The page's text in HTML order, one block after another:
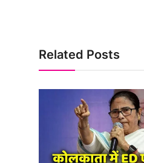
Related Posts